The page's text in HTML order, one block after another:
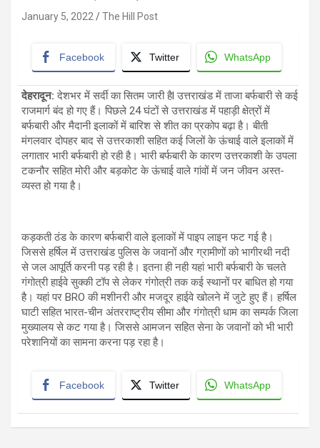
January 5, 2022 The Hill Post
Facebook Twitter WhatsApp
देहरादून: देशभर में सर्दी का सितम जारी हैl उत्तराखंड में ताजा बर्फबारी से कई
राजमार्ग बंद हो गए हैं। पिछले 24 घंटों से उत्तराखंड में पहाड़ी क्षेत्रों में
बर्फबारी और मैदानी इलाकों में बारिश से शीत का प्रकोप बढ़ा है। बीती
मंगलवार दोपहर बाद से उत्तरकाशी सहित कई जिलों के ऊंचाई वाले इलाकों में
लगातार भारी बर्फबारी हो रही है। भारी बर्फबारी के कारण उत्तरकाशी के उपला
टकनौर सहित मोरी और बड़कोट के ऊंचाई वाले गांवों में जन जीवन अस्त-
व्यस्त हो गया है।
कड़कती ठंड के कारण बर्फबारी वाले इलाकों में पाइप लाइन फट गई है।
जिससे हर्षिल में उत्तराखंड पुलिस के जवानों और ग्रामीणों को भागीरथी नदी
से जल आपूर्ति करनी पड़ रही है। इतना ही नही यहां भारी बर्फबारी के चलते
गंगोत्री हाईवे सुक्की टॉप से लेकर गंगोत्री तक कई स्थानों पर बाधित हो गया
है। यहां पर BRO की मशीनरी और मजदूर हाईवे खोलने में जुटे हुए हैं। हर्षिल
घाटी सहित भारत-चीन अंतरराष्ट्रीय सीमा और गंगोत्री धाम का सम्पर्क जिला
मुख्यालय से कट गया है। जिससे आमजन सहित सेना के जवानों को भी भारी
परेशानियों का सामना करना पड़ रहा है।
Facebook Twitter WhatsApp